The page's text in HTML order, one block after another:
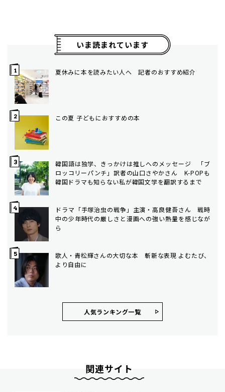
いま読まれています
夏休みに本を読みたい人へ 記者のおすすめ紹介
この夏 子どもにおすすめの本
韓国語は独学、きっかけは推しへのメッセージ 「ブ
ロッコリーパンチ」訳者の山口さやかさん K-POPも
韓国ドラマも知らない私が韓国文学を翻訳するまで
ドラマ「手塚治虫の戦争」主演・高良健吾さん 戦時
中の少年時代の厳しさと漫画への強い熱量を感じなが
ら
歌人・青松輝さんの大切な本 斬新な表現 よむたび、
より自由に
人気ランキング⼀覧
関連サイト